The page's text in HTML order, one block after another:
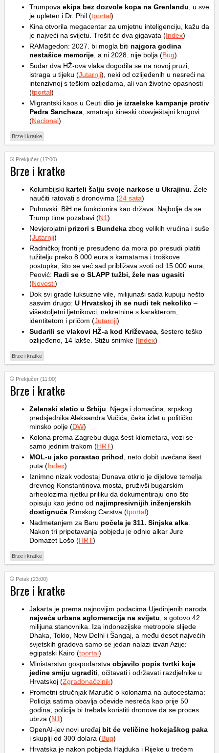
Trumpova ekipa bez dozvole kopa na Grenlandu , u sve
je upleten i Dr. Phil (tportal)
Kina otvorila megacentar za umjetnu inteligenciju, kažu da
je najveći na svijetu. Trošit će dva gigavata (Index)
RAMagedon: 2027. bi mogla biti najgora godina
nestašice memorije , a ni 2028. nije bolja (Bug)
Sudar dva HŽ-ova vlaka dogodila se na novoj pruzi,
istraga u tijeku (Jutarnji), neki od ozlijeđenih u nesreći na
intenzivnoj s teškim ozljedama, ali van životne opasnosti
(tportal)
Migrantski kaos u Ceuti dio je izraelske kampanje protiv
Pedra Sancheza , smatraju kineski obavještajni krugovi
(Nacional)
Brze i kratke
Prekjučer (17:00)
Brze i kratke
Kolumbijski karteli šalju svoje narkose u Ukrajinu. Žele
naučiti ratovati s dronovima (24 sata)
Puhovski: BiH ne funkcionira kao država. Najbolje da se
Trump time pozabavi (N1)
Nevjerojatni prizori s Bundeka zbog velikih vrućina i suše
(Jutarnji)
Radničkoj fronti je presuđeno da mora po presudi platiti
tužitelju preko 8.000 eura s kamatama i troškove
postupka, što se već sad približava svoti od 15.000 eura,
Peović: Radi se o SLAPP tužbi, žele nas ugasiti
(Novosti)
Dok svi grade luksuzne vile, milijunaši sada kupuju nešto
sasvim drugo: U Hrvatskoj ih se nudi tek nekoliko –
višestoljetni ljetnikovci, nekretnine s karakterom,
identitetom i pričom (Jutarnji)
Sudarili se vlakovi HŽ-a kod Križevaca , šestero teško
ozlijeđeno, 14 lakše. Stižu snimke (Index)
Brze i kratke
Prekjučer (11:00)
Brze i kratke
Zelenski sletio u Srbiju . Njega i domaćina, srpskog
predsjednika Aleksandra Vučića, čeka izlet u političko
minsko polje (DW)
Kolona prema Zagrebu duga šest kilometara, vozi se
samo jednim trakom (HRT)
MOL-u jako porastao prihod , neto dobit uvećana šest
puta (Index)
Iznimno nizak vodostaj Dunava otkrio je dijelove temelja
drevnog Konstantinova mosta, pruživši bugarskim
arheolozima rijetku priliku da dokumentiraju ono što
opisuju kao jedno od najimpresivnijih inženjerskih
dostignuća Rimskog Carstva (tportal)
Nadmetanjem za Baru počela je 311. Sinjska alka
Nakon tri pripetavanja pobjedu je odnio alkar Jure
Domazet Lošo (HRT)
Brze i kratke
Petak (23:00)
Brze i kratke
Jakarta je prema najnovijim podacima Ujedinjenih naroda
najveća urbana aglomeracija na svijetu , s gotovo 42
milijuna stanovnika. Iza indonezijske metropole slijede
Dhaka, Tokio, New Delhi i Šangaj, a među deset najvećih
svjetskih gradova samo se jedan nalazi izvan Azije:
egipatski Kairo (tportal)
Ministarstvo gospodarstva objavilo popis tvrtki koje
jedine smiju ugraditi , očitavati i održavati razdjelnike u
Hrvatskoj (Zgradonačelnik)
Prometni stručnjak Marušić o kolonama na autocestama:
Policija satima obavlja očevide nesreća kao prije 50
godina, policija bi trebala koristiti dronove da se proces
ubrza (N1)
OpenAI-jev novi uređaj bit će veličine hokejaškog paka
i skuplji od 300 dolara (Bug)
Hrvatska je nakon pobjeda Hajduka i Rijeke u trećem